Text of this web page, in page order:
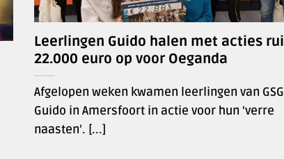
Leerlingen Guido halen met acties
22.000 euro op voor Oeganda
Afgelopen weken kwamen leerlingen van GSG
Guido in Amersfoort in actie voor hun ‘verre
naasten’. [...]